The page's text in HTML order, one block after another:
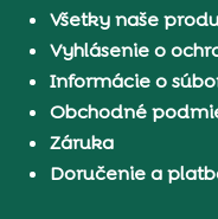
Všetky naše
Vyhlásenie o
Informácie o
Obchodné
Záruka
Doručenie a